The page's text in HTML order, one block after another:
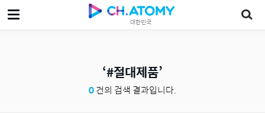
대한민국
#절대제품
0건의 검색 결과입니다.